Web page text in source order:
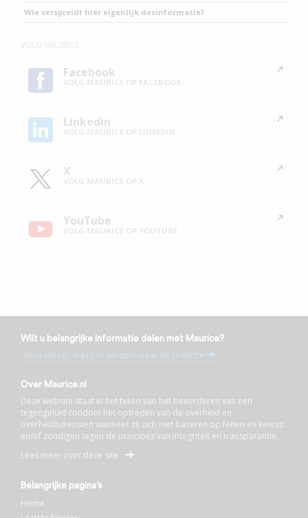
Wie verspreidt hier eigenlijk desinformatie?
Facebook
Linkedin
X
YouTube
Wilt u belangrijke informatie delen met Maurice?
Stuur uw tip, vraag of verzoek naar de redactie
Over Maurice.nl
Deze website staat in het teken van het bevorderen van een
tegengeluid rondom het optreden van de overheid en
overheidsdiensten wanneer zij zich niet baseren op feiten en kennis
en/of zondigen tegen de principes van integriteit en transparantie.
Lees meer over deze site
Belangrijke pagina’s
Home